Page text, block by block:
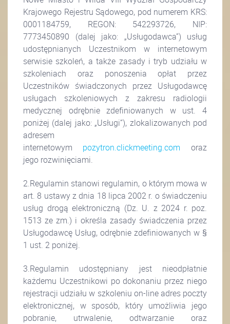
Krajowego Rejestru Sądowego, pod numerem KRS:
0001184759, REGON: 542293726, NIP:
7773450890 (dalej jako: „Usługodawca”) usług
udostępnianych Uczestnikom w internetowym
serwisie szkoleń, a także zasady i tryb udziału w
szkoleniach oraz ponoszenia opłat przez
Uczestników świadczonych przez Usługodawcę
usługach szkoleniowych z zakresu radiologii
medycznej odrębnie zdefiniowanych w ust. 4
poniżej (dalej jako: „Usługi”), zlokalizowanych pod
adresem
internetowym pozytron.clickmeeting.com oraz
jego rozwinięciami.
2.Regulamin stanowi regulamin, o którym mowa w
art. 8 ustawy z dnia 18 lipca 2002 r. o świadczeniu
usług drogą elektroniczną (Dz. U. z 2024 r. poz.
1513 ze zm.) i określa zasady świadczenia przez
Usługodawcę Usług, odrębnie zdefiniowanych w §
1 ust. 2 poniżej.
3.Regulamin udostępniany jest nieodpłatnie
każdemu Uczestnikowi po dokonaniu przez niego
rejestracji udziału w szkoleniu on-line adres poczty
elektronicznej, w sposób, który umożliwia jego
pobranie, utrwalenie, odtwarzanie oraz